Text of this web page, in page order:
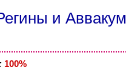
и
100%